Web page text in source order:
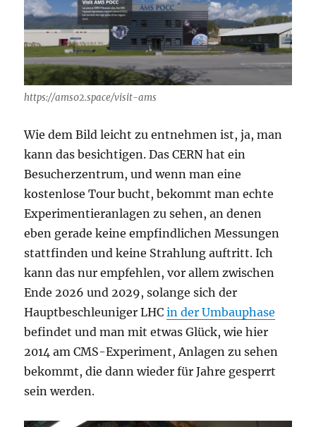
https://ams02.space/visit-ams
Wie dem Bild leicht zu entnehmen ist, ja, man
kann das besichtigen. Das CERN hat ein
Besucherzentrum, und wenn man eine
kostenlose Tour bucht, bekommt man echte
Experimentieranlagen zu sehen, an denen
eben gerade keine empfindlichen Messungen
stattfinden und keine Strahlung auftritt. Ich
kann das nur empfehlen, vor allem zwischen
Ende 2026 und 2029, solange sich der
Hauptbeschleuniger LHCin der Umbauphase
befindet und man mit etwas Glück, wie hier
2014 am CMS-Experiment, Anlagen zu sehen
bekommt, die dann wieder für Jahre gesperrt
sein werden.